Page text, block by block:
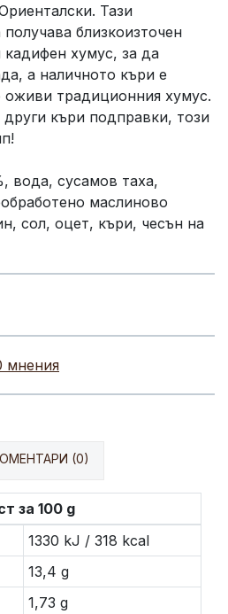
Тази
близкоизточен
кадифен хумус, за да
а наличното къри е
оживи традиционния хумус.
къри подправки, този
вода, сусамов таха,
маслиново
сол, оцет, къри, чесън на
мнения
(0)
за 100 g
1330 kJ / 318 kcal
13,4 g
1,73 g